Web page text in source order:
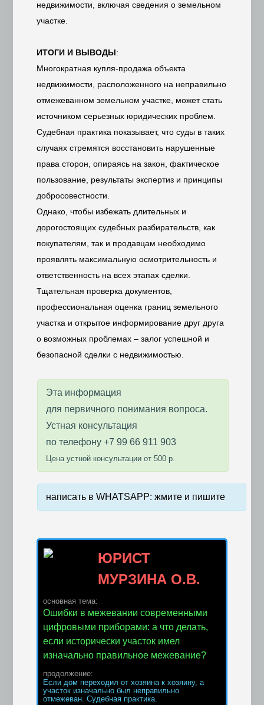
недвижимости, включая сведения о земельном
участке.
ИТОГИ И ВЫВОДЫ:
Многократная купля-продажа объекта
недвижимости, расположенного на неправильно
отмежеванном земельном участке, может стать
источником серьезных юридических проблем.
Судебная практика показывает, что суды в таких
случаях стремятся восстановить нарушенные
права сторон, опираясь на закон, фактическое
пользование, результаты экспертиз и принципы
добросовестности.
Однако, чтобы избежать длительных и
дорогостоящих судебных разбирательств, как
покупателям, так и продавцам необходимо
проявлять максимальную осмотрительность и
ответственность на всех этапах сделки.
Тщательная проверка документов,
профессиональная оценка границ земельного
участка и открытое информирование друг друга
о возможных проблемах – залог успешной и
безопасной сделки с недвижимостью.
Эта информация
для первичного понимания вопроса.
Устная консультация
по телефону +7 99 66 911 903
Цена устной консультации от 500 р.
написать в WHATSAPP: жмите и пишите
ЮРИСТ
МУРЗИНА О.В.
основная тема:
Ошибки в межевании современными
цифровыми приборами: а что делать,
если исторически участок имел
изначально правильное межевание?
продолжение:
Если дом переходил от хозяина к хозяину, а
участок изначально был неправильно
отмежеван. Судебная практика.